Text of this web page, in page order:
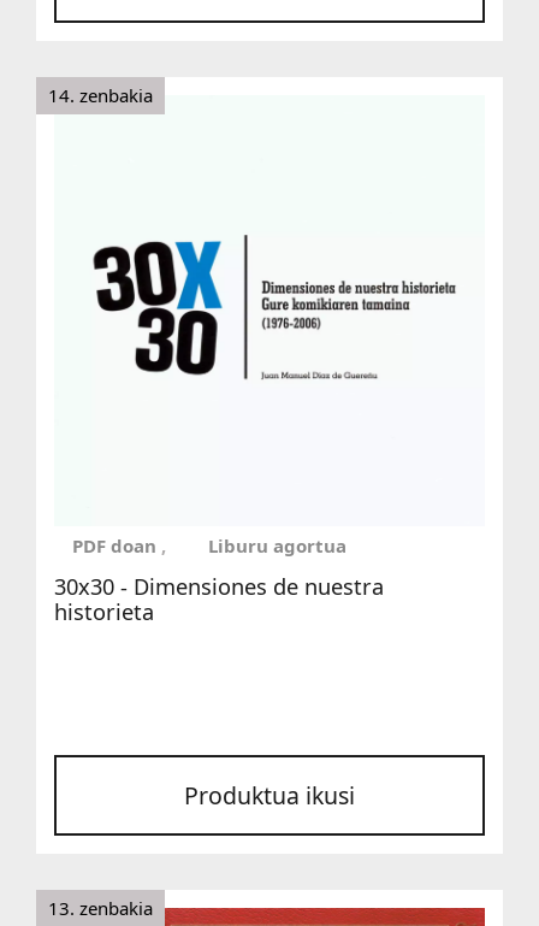
14. zenbakia
PDF doan Liburu agortua
30x30 - Dimensiones de nuestra
historieta
Produktua ikusi
13. zenbakia